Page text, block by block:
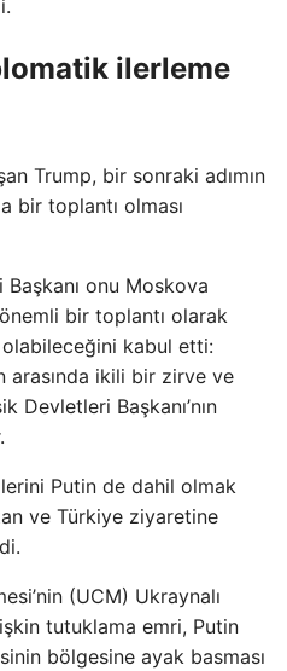
ilerleme
Trump, bir sonraki adımın
bir toplantı olması
onu Moskova
önemli bir toplantı olarak
kabul etti:
arasında ikili bir zirve ve
Devletleri Başkanı’nın
Putin de dahil olmak
ve Türkiye ziyaretine
(UCM) Ukraynalı
tutuklama emri, Putin
bölgesine ayak basması